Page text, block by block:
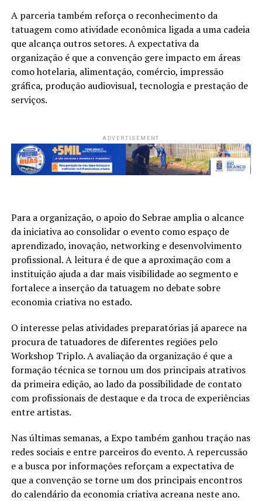
A parceria também reforça o reconhecimento da
tatuagem como atividade econômica ligada a uma cadeia
que alcança outros setores. A expectativa da
organização é que a convenção gere impacto em áreas
como hotelaria, alimentação, comércio, impressão
gráfica, produção audiovisual, tecnologia e prestação de
serviços.
ADVERTISEMENT
Para a organização, o apoio do Sebrae amplia o alcance
da iniciativa ao consolidar o evento como espaço de
aprendizado, inovação, networking e desenvolvimento
profissional. A leitura é de que a aproximação com a
instituição ajuda a dar mais visibilidade ao segmento e
fortalece a inserção da tatuagem no debate sobre
economia criativa no estado.
O interesse pelas atividades preparatórias já aparece na
procura de tatuadores de diferentes regiões pelo
Workshop Triplo. A avaliação da organização é que a
formação técnica se tornou um dos principais atrativos
da primeira edição, ao lado da possibilidade de contato
com profissionais de destaque e da troca de experiências
entre artistas.
Nas últimas semanas, a Expo também ganhou tração nas
redes sociais e entre parceiros do evento. A repercussão
e a busca por informações reforçam a expectativa de
que a convenção se torne um dos principais encontros
do calendário da economia criativa acreana neste ano.